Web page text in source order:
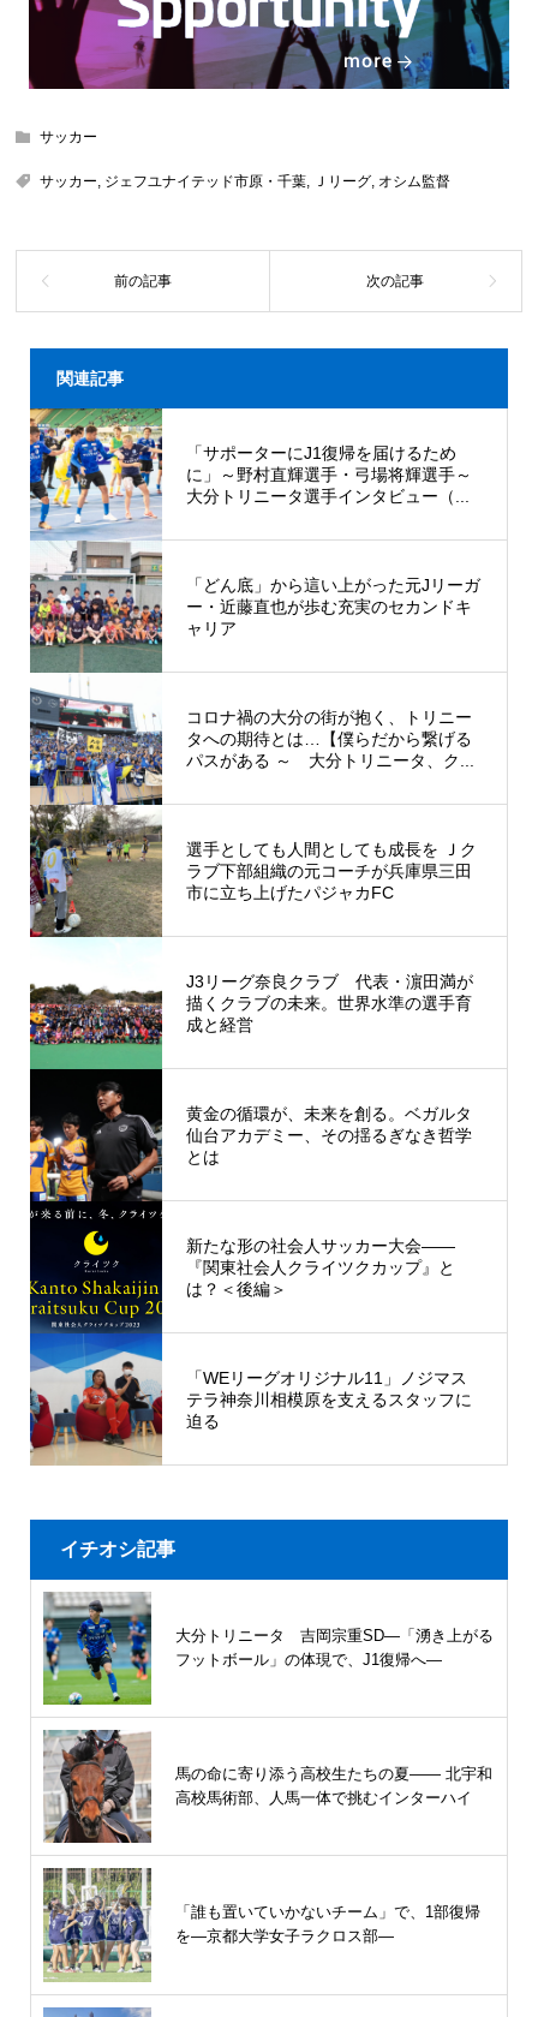
サッカー
サッカー, ジェフユナイテッド市原・千葉, Ｊリーグ, オシム監督
関連記事
「サポーターにJ1復帰を届けるため
に」～野村直輝選手・弓場将輝選手～
大分トリニータ選手インタビュー（...
「どん底」から這い上がった元Jリーガ
ー・近藤直也が歩む充実のセカンドキ
ャリア
コロナ禍の大分の街が抱く、トリニー
タへの期待とは…【僕らだから繋げる
パスがある ～ 大分トリニータ、ク...
選手としても人間としても成長を Ｊク
ラブ下部組織の元コーチが兵庫県三田
市に立ち上げたパジャカFC
J3リーグ奈良クラブ 代表・濵田満が
描くクラブの未来。世界水準の選手育
成と経営
黄金の循環が、未来を創る。ベガルタ
仙台アカデミー、その揺るぎなき哲学
とは
新たな形の社会人サッカー大会——
『関東社会人クライツクカップ』と
は？＜後編＞
「WEリーグオリジナル11」ノジマス
テラ神奈川相模原を支えるスタッフに
迫る
イチオシ記事
大分トリニータ 吉岡宗重SD―「湧き上がる
フットボール」の体現で、J1復帰へ―
馬の命に寄り添う高校生たちの夏—— 北宇和
高校馬術部、人馬一体で挑むインターハイ
「誰も置いていかないチーム」で、1部復帰
を―京都大学女子ラクロス部―